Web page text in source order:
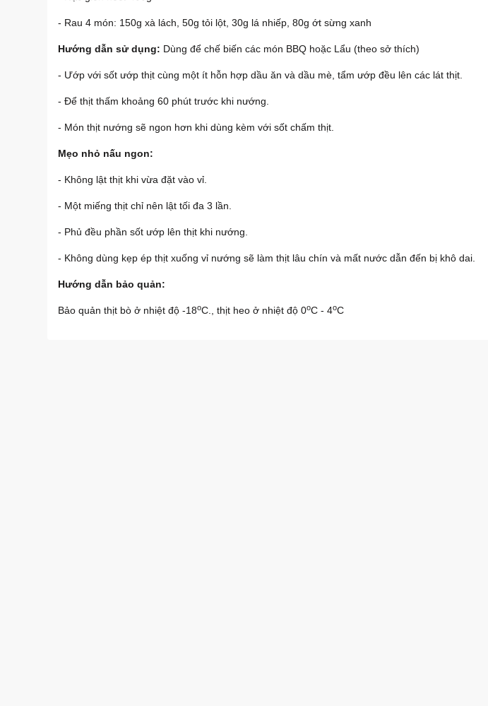
- Rau 4 món: 150g xà lách, 50g tỏi lột, 30g lá nhiếp, 80g ớt sừng xanh
Hướng dẫn sử dụng: Dùng để chế biến các món BBQ hoặc Lẩu (theo sở thích)
- Ướp với sốt ướp thịt cùng một ít hỗn hợp dầu ăn và dầu mè, tẩm ướp đều lên các lát thịt.
- Để thịt thấm khoảng 60 phút trước khi nướng.
- Món thịt nướng sẽ ngon hơn khi dùng kèm với sốt chấm thịt.
Mẹo nhỏ nấu ngon:
- Không lật thịt khi vừa đặt vào vỉ.
- Một miếng thịt chỉ nên lật tối đa 3 lần.
- Phủ đều phần sốt ướp lên thịt khi nướng.
- Không dùng kẹp ép thịt xuống vỉ nướng sẽ làm thịt lâu chín và mất nước dẫn đến bị khô dai.
Hướng dẫn bảo quản:
Bảo quản thịt bò ở nhiệt độ -18oC., thịt heo ở nhiệt độ 0oC - 4oC